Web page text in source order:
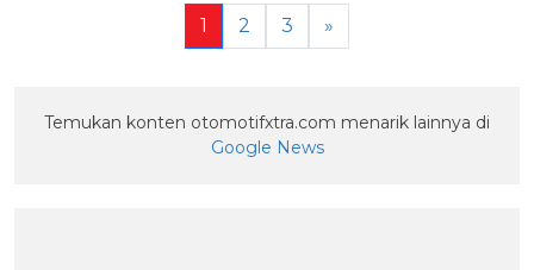
1 2 3 »
Temukan konten otomotifxtra.com menarik lainnya di
Google News